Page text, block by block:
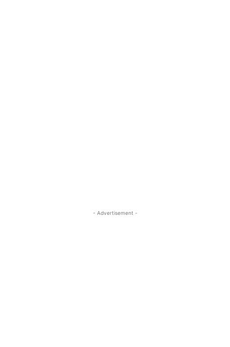
- Advertisement -